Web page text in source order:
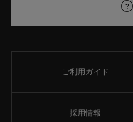
?
ご利用ガイド
採用情報